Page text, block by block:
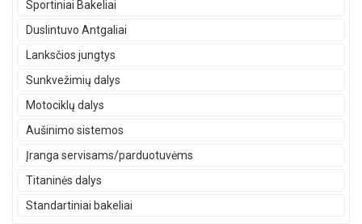
Sportiniai Bakeliai
Duslintuvo Antgaliai
Lanksčios jungtys
Sunkvežimių dalys
Motociklų dalys
Aušinimo sistemos
Įranga servisams/parduotuvėms
Titaninės dalys
Standartiniai bakeliai